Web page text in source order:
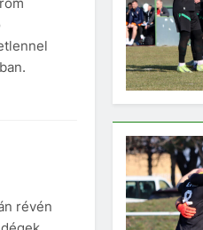
révén